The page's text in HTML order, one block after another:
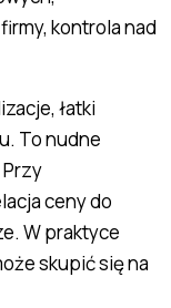
kontrola nad
łatki
To nudne
ceny do
W praktyce
skupić się na